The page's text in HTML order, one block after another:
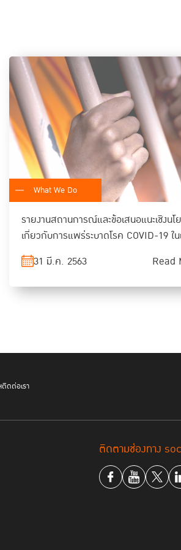
มารถใช้อินเทอร์เน็ต ใช้โลกออนไลน์ในการทำ
ทนจัดหางาน แต่ในความเป็นจริงต้องยอมรับว่
นเทอร์เน็ตหรืออินเทอร์เน็ตไม่เสถียร หรือ ค่า
ธิภาพเทียบเท่ากับงานรูปแบบเดิม จึงเสนอมาตร
การถูกต้อง มีอุปกรณ์ให้ใช้ในโรงเรียนขนาดเ
อนไลน์
กติใหม่” (New Abnormal)คือ อยู่ในช่วงที่ยั
าที่ยังต้องอยู่ร่วมกับควิด-19 ไปจนกว่าจะมีวัคซีน
ส นั่นหมายความว่าในระหว่างนี้ แม้จะตัดสินใจเ
กมาตรการเยียวยาต่างๆ ของรัฐ เธอกล่าวว่า ใ
ยวัน (Lower Middle Income) กลุ่มที่สอง
ารักษาโรคทำได้อย่างยากลำบาก
พาะกรุงเทพมหานคร กลุ่มนี้จึงถือเป็นกลุ่มใหญ่
รการปิดเมือง เพราะการอาศัยในเมืองใหญ่มี
ายไป กลุ่มนี้ยังเป็นกลุ่มที่เข้าถึงความช่วยเหลือ
What We Do
รายงานสถานการณ์และข้อเสนอแนะเชิงนโ
เกี่ยวกับการแพร่ระบาดโรค COVID-19 ใน
31 มี.ค. 2563
Read
ติดต่อเรา
ติดตามช่องทาง